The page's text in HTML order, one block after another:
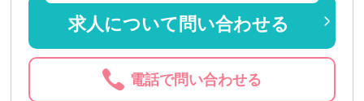
求人について問い合わせる
電話で問い合わせる